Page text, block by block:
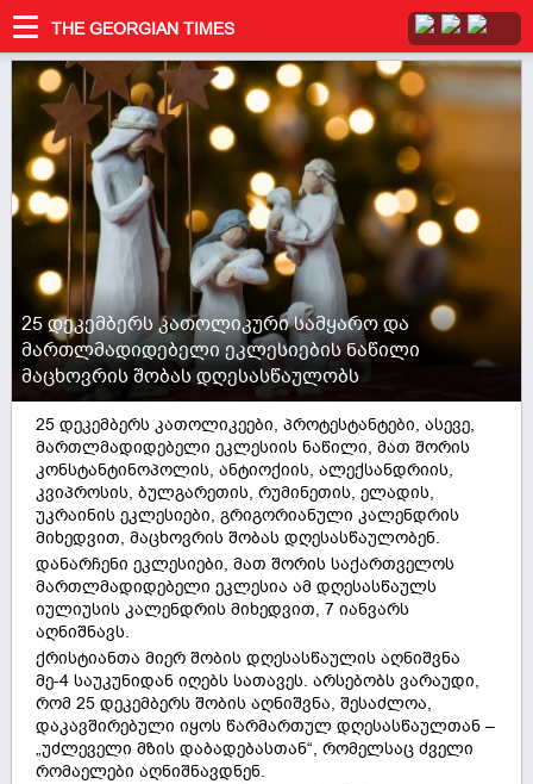
THE GEORGIAN TIMES
25 დეკემბერს კათოლიკური სამყარო და
მართლმადიდებელი ეკლესიების ნაწილი
მაცხოვრის შობას დღესასწაულობს
25 დეკემბერს კათოლიკეები, პროტესტანტები, ასევე,
მართლმადიდებელი ეკლესიის ნაწილი, მათ შორის
კონსტანტინოპოლის, ანტიოქიის, ალექსანდრიის,
კვიპროსის, ბულგარეთის, რუმინეთის, ელადის,
უკრაინის ეკლესიები, გრიგორიანული კალენდრის
მიხედვით, მაცხოვრის შობას დღესასწაულობენ.
დანარჩენი ეკლესიები, მათ შორის საქართველოს
მართლმადიდებელი ეკლესია ამ დღესასწაულს
იულიუსის კალენდრის მიხედვით, 7 იანვარს
აღნიშნავს.
ქრისტიანთა მიერ შობის დღესასწაულის აღნიშვნა
მე-4 საუკუნიდან იღებს სათავეს. არსებობს ვარაუდი,
რომ 25 დეკემბერს შობის აღნიშვნა, შესაძლოა,
დაკავშირებული იყოს წარმართულ დღესასწაულთან –
„უძლეველი მზის დაბადებასთან“, რომელსაც ძველი
რომაელები აღნიშნავდნენ.